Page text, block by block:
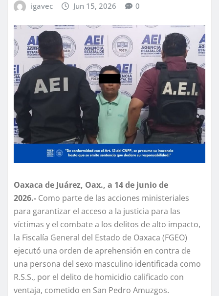
igavec Jun 15, 2026 0
Oaxaca de Juárez, Oax., a 14 de junio de
2026.- Como parte de las acciones ministeriales
para garantizar el acceso a la justicia para las
víctimas y el combate a los delitos de alto impacto,
la Fiscalía General del Estado de Oaxaca (FGEO)
ejecutó una orden de aprehensión en contra de
una persona del sexo masculino identificada como
R.S.S., por el delito de homicidio calificado con
ventaja, cometido en San Pedro Amuzgos.